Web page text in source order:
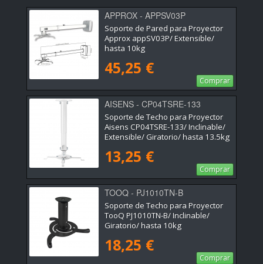
APPROX - APPSV03P
Soporte de Pared para Proyector
Approx appSV03P/ Extensible/
hasta 10kg
45,25 €
Comprar
AISENS - CP04TSRE-133
Soporte de Techo para Proyector
Aisens CP04TSRE-133/ Inclinable/
Extensible/ Giratorio/ hasta 13.5kg
13,25 €
Comprar
TOOQ - PJ1010TN-B
Soporte de Techo para Proyector
TooQ PJ1010TN-B/ Inclinable/
Giratorio/ hasta 10kg
18,25 €
Comprar